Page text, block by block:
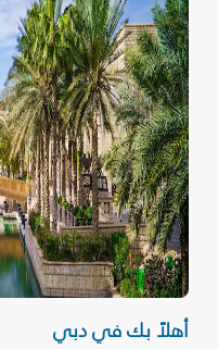
أهلاً بك في دبي